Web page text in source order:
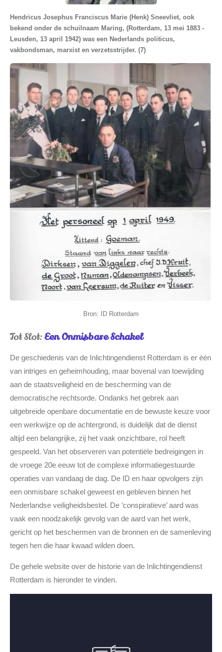
Hendricus Josephus Franciscus Marie (Henk) Sneevliet, ook
bekend onder de schuilnaam Maring, (Rotterdam, 13 mei 1883 -
Leusden, 13 april 1942) was een Nederlands politicus,
vakbondsman, marxist en verzetsstrijder. (7)
Bron: ID Rotterdam
Tot Slot:Een Onmisbare Schakel
De geschiedenis van de Inlichtingendienst Rotterdam is er één
van intriges en geheimhouding, maar bovenal van toewijding
aan de staatsveiligheid en de bescherming van de
democratische rechtsorde. Ondanks het gebrek aan
uitgebreide openbare documentatie en de bewuste keuze voor
een werkwijze op de achtergrond, is duidelijk dat de dienst
altijd een belangrijke, zij het vaak onzichtbare, rol heeft
gespeeld. Van het observeren van potentiële bedreigingen in
de vroege 20e eeuw tot de complexe informatiegestuurde
operaties van vandaag de dag. De ID en haar opvolgers zijn
een onmisbare schakel geweest en gebleven binnen het
Nederlandse veiligheidsbestel. De ‘conspiratieve’ aard was
vaak een noodzakelijk gevolg van de aard van het werk,
gericht op het beschermen van de bronnen en de samenleving
tegen hen die haar kwaad wilden doen.
De gehele website over de historie van de Inlichtingendienst
Rotterdam is hieronder te vinden.